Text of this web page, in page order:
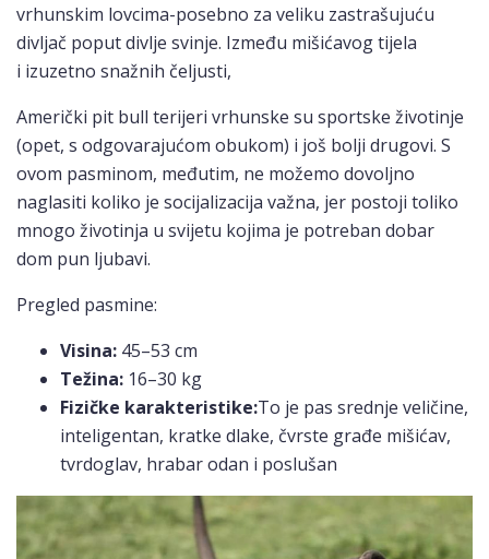
vrhunskim lovcima-posebno za veliku zastrašujuću
divljač poput divlje svinje. Između mišićavog tijela
i izuzetno snažnih čeljusti,
Američki pit bull terijeri vrhunske su sportske životinje
(opet, s odgovarajućom obukom) i još bolji drugovi. S
ovom pasminom, međutim, ne možemo dovoljno
naglasiti koliko je socijalizacija važna, jer postoji toliko
mnogo životinja u svijetu kojima je potreban dobar
dom pun ljubavi.
Pregled pasmine:
Visina: 45–53 cm
Težina: 16–30 kg
Fizičke karakteristike:To je pas srednje veličine,
inteligentan, kratke dlake, čvrste građe mišićav,
tvrdoglav, hrabar odan i poslušan